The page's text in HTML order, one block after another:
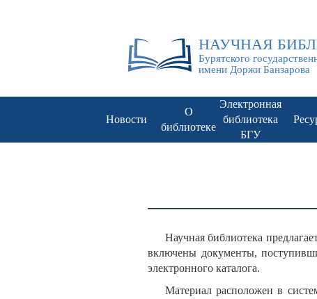
НАУЧНАЯ
Бурятского
имени Доржи Банзарова
Новости
О
библиотеке
Электронная
библиотека
БГУ
Научная библиотека
включены документы,
электронного каталога.
Материал расположен в